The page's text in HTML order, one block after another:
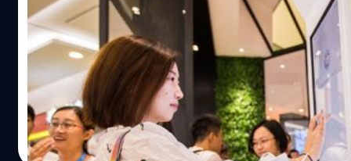
โดยชี้ให้เห็นว่าในยุคนี้ทุกอย่างกลับกันหมดแล้ว เมื่อธุรกิจเจ้า
เล็ก ๆ สามารถใช้อินเทอร์เน็ตหรือโซเชียลเน็ตเวิร์กมาสร้างการ
เติบโตได้ในสเกลของบริษัทใหญ่ 'คือรูปแบบการเรียนการสอน
ทุกวันนี้ มันทำให้เด็ก ๆ จะไม่มีงานทำในอีก 30 ปีข้างหน้า
เพราะงานรูทีนประเภทที่ใช้เครื่องจักรเข้ามาแทนนั้นยังไงก็มี
ประสิทธิภาพแม่นยำรวดเร็วมากกว่ามนุษย์ สิ่งที่เราต้องสอน
เด็กคือ ให้เขารู้จักคิด สร้างสรรค์นวัตกรรมใหม่ ๆ ครีเอทสิ่ง
ใหม่ ๆ และนั่นเขาจะสร้างอาชีพของเขาขึ้นมาได้เอง' ซึ่ง หม่า
ระบบจดจำใบหน้าแล้ว
Alibaba เจ้าพ่ออีคอมเมิร์ซจีนเริ่มทดสอบเทคโนโลยีจดจำ
ใบหน้า (facial recognition) มาใช้ในเชิงธุรกิจแล้วกับ KFC
สาขาเมืองหางโจว เพียงลูกค้ากดสั่งเมนูที่บริเวณทางเข้า จาก
นั้นเข้าสู่เครื่องสแกนใบหน้า และระบบจะทำการจับคู่ใบหน้า
จากภาพถ่ายที่ลงเบียนไว้ ก่อนจะหักเงินผ่านบัญชี Alipay ซึ่ง
ทาง Yum China บริษัทเจ้าของลิขสิทธิ์ KFC นั้นระบุว่าเป็นร้าน
ณัฐพันธ์ ส่งวิรุฬห์| 3262 days ago
Read More